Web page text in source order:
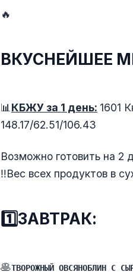
🔥
ВКУСНЕЙШЕЕ
📊 КБЖУ за 1 день: 1601
148.17/62.51/106.43
Возможно готовить на 2
‼️Вес всех продуктов в
1️⃣ЗАВТРАК:
🥞ТВОРОЖНЫЙ ОВСЯНОБЛИН С